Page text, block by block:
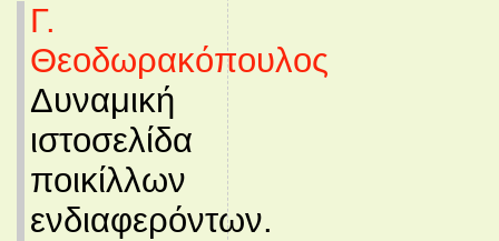
Γ.
Θεοδωρακόπουλος
Δυναμική
ιστοσελίδα
ποικίλλων
ενδιαφερόντων.